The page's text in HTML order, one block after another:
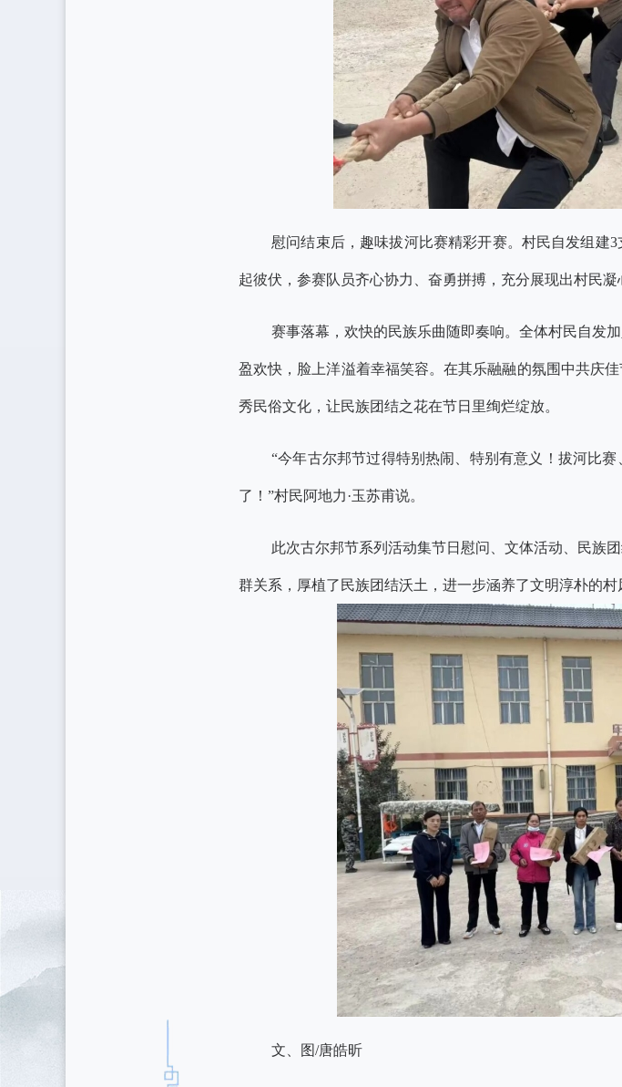
慰问结束后，趣味拔河比赛精彩开赛。村民自发组建
起彼伏，参赛队员齐心协力、奋勇拼搏，充分展现出村民
赛事落幕，欢快的民族乐曲随即奏响。全体村民自发
盈欢快，脸上洋溢着幸福笑容。在其乐融融的氛围中共庆
秀民俗文化，让民族团结之花在节日里绚烂绽放。
“今年古尔邦节过得特别热闹、特别有意义！拔河比
了！”村民阿地力·玉苏甫说。
此次古尔邦节系列活动集节日慰问、文体活动、民族
群关系，厚植了民族团结沃土，进一步涵养了文明淳朴的
文、图/唐皓昕